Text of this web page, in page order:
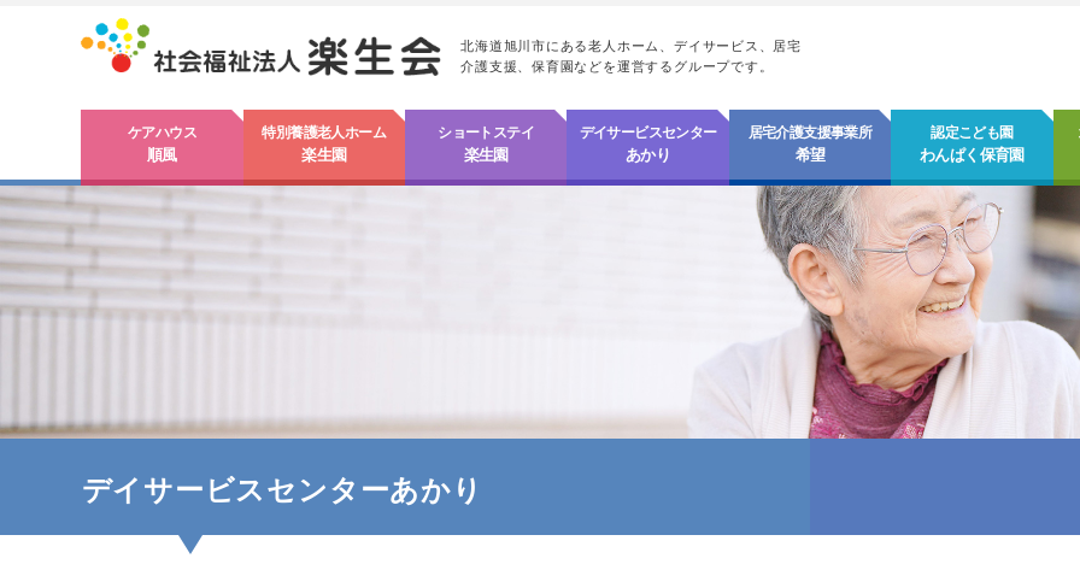
北海道旭川市にある老人ホーム、デイサービス、居宅
介護支援、保育園などを運営するグループです。
ケアハウス
順風
特別養護老人ホーム
楽生園
ショートステイ
楽生園
デイサービスセンター
あかり
居宅介護支援事業所
希望
認定こども園
わんぱく保育園
デイサービスセンターあかり